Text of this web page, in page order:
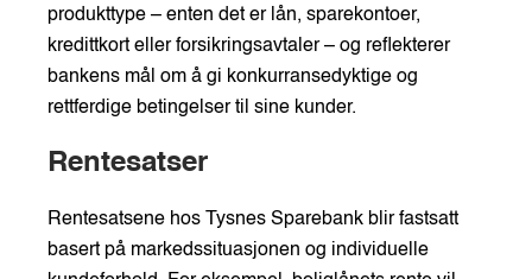
produkttype – enten det er lån, sparekontoer,
kredittkort eller forsikringsavtaler – og reflekterer
bankens mål om å gi konkurransedyktige og
rettferdige betingelser til sine kunder.
Rentesatser
Rentesatsene hos Tysnes Sparebank blir fastsatt
basert på markedssituasjonen og individuelle